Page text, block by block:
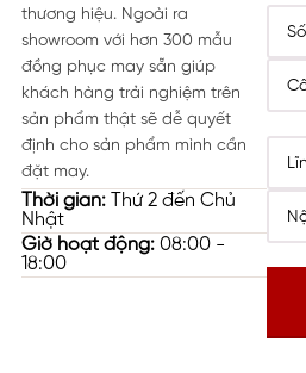
thương hiệu. Ngoài ra
showroom với hơn 300 mẫu
đồng phục may sẵn giúp
khách hàng trải nghiệm trên
sản phẩm thật sẽ dễ quyết
định cho sản phẩm mình cần
đặt may.
Thời gian:Thứ 2 đến Chủ
Nhật
Giờ hoạt động:08:00 -
18:00